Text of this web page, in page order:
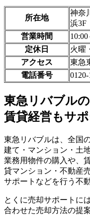
所在地
神奈
浜3F
営業時間
定休日
火曜
アクセス
東急
電話番号
東急リバブル
賃貸経営もサポ
東急リバブルは、全国
建て・マンション・土
業務用物件の購入や、
貸マンション・不動産
サポートなどを行う不
とくに売却サポートに
合わせた売却方法の提